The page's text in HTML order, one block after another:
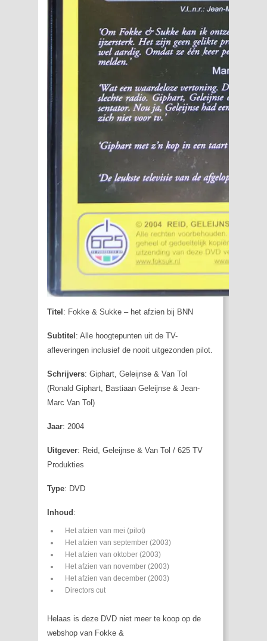
Titel : Fokke & Sukke – het afzien bij BNN
Subtitel : Alle hoogtepunten uit de TV-
afleveringen inclusief de nooit uitgezonden pilot.
Schrijvers: Giphart, Geleijnse & Van Tol
(Ronald Giphart, Bastiaan Geleijnse & Jean-
Marc Van Tol)
Jaar: 2004
Uitgever: Reid, Geleijnse & Van Tol / 625 TV
Produkties
Type: DVD
Inhoud :
Het afzien van mei (pilot)
Het afzien van september (2003)
Het afzien van oktober (2003)
Het afzien van november (2003)
Het afzien van december (2003)
Directors cut
Helaas is deze DVD niet meer te koop op de
webshop van Fokke &